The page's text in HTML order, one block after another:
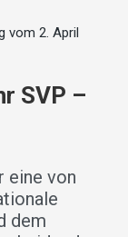
vom 2. April
SVP –
eine von
dem